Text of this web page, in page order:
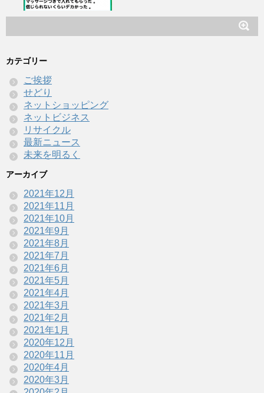
カテゴリー
ご挨拶
せどり
ネットショッピング
ネットビジネス
リサイクル
最新ニュース
未来を明るく
アーカイブ
2021年12月
2021年11月
2021年10月
2021年9月
2021年8月
2021年7月
2021年6月
2021年5月
2021年4月
2021年3月
2021年2月
2021年1月
2020年12月
2020年11月
2020年4月
2020年3月